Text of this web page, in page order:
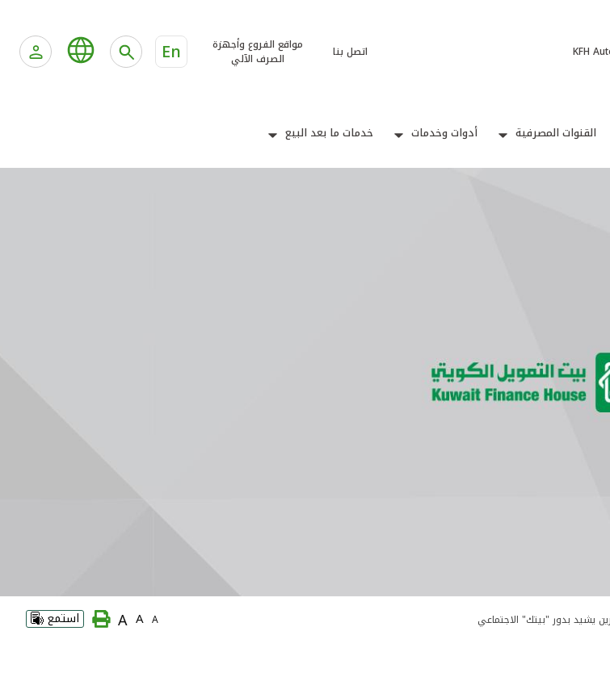
KFH اتصل بنا
مواقع الفروع وأجهزة
الصرف الآلي
En
القنوات المصرفية أدوات وخدمات خدمات ما بعد البيع
يشيد بدور "بيتك" الاجتماعي A
A
A استمع